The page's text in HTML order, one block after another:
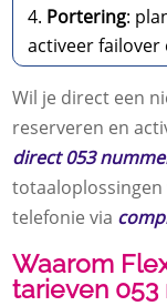
Portering:
activeer
Wil je direct een
reserveren en
direct 053
totaaloplossingen
telefonie via
Waarom
tarieven